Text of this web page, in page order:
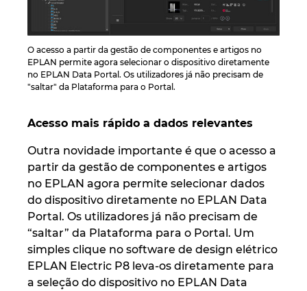
O acesso a partir da gestão de componentes e artigos no
EPLAN permite agora selecionar o dispositivo diretamente
no EPLAN Data Portal. Os utilizadores já não precisam de
"saltar" da Plataforma para o Portal.
Acesso mais rápido a dados relevantes
Outra novidade importante é que o acesso a
partir da gestão de componentes e artigos
no EPLAN agora permite selecionar dados
do dispositivo diretamente no EPLAN Data
Portal. Os utilizadores já não precisam de
“saltar” da Plataforma para o Portal. Um
simples clique no software de design elétrico
EPLAN Electric P8 leva-os diretamente para
a seleção do dispositivo no EPLAN Data